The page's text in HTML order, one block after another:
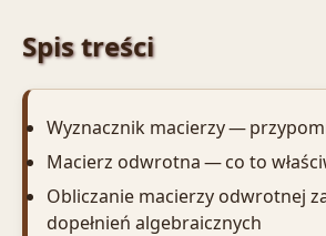
Spis treści
Wyznacznik macierzy —
Macierz odwrotna — co to
Obliczanie macierzy odwrotnej
dopełnień algebraicznych